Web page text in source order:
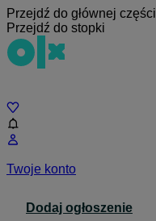
Przejdź do głównej części
Przejdź do stopki
Twoje konto
Dodaj ogłoszenie